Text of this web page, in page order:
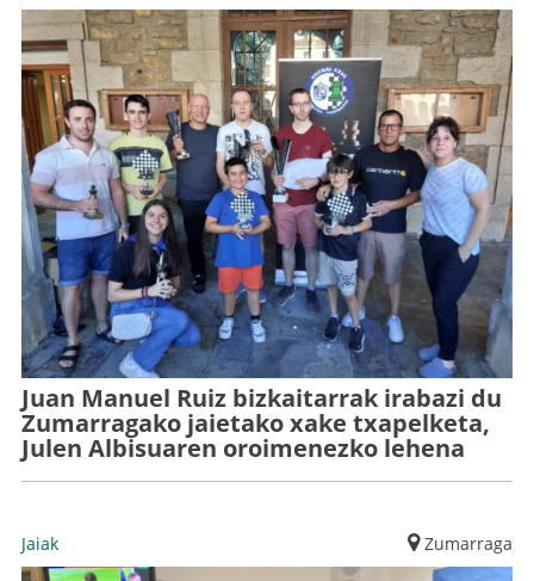
Juan Manuel Ruiz bizkaitarrak irabazi du
Zumarragako jaietako xake txapelketa,
Julen Albisuaren oroimenezko lehena
Jaiak Zumarraga